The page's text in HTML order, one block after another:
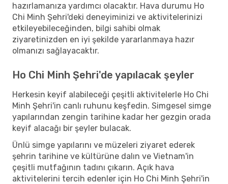
hazırlamanıza yardımcı olacaktır. Hava durumu Ho
Chi Minh Şehri'deki deneyiminizi ve aktivitelerinizi
etkileyebileceğinden, bilgi sahibi olmak
ziyaretinizden en iyi şekilde yararlanmaya hazır
olmanızı sağlayacaktır.
Ho Chi Minh Şehri'de yapılacak şeyler
Herkesin keyif alabileceği çeşitli aktivitelerle Ho Chi
Minh Şehri'in canlı ruhunu keşfedin. Simgesel simge
yapılarından zengin tarihine kadar her gezgin orada
keyif alacağı bir şeyler bulacak.
Ünlü simge yapılarını ve müzeleri ziyaret ederek
şehrin tarihine ve kültürüne dalın ve Vietnam'in
çeşitli mutfağının tadını çıkarın. Açık hava
aktivitelerini tercih edenler için Ho Chi Minh Şehri'in